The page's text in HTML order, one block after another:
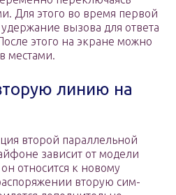
Для этого во время первой
вызова для ответа
этого на экране можно
местами.
линию на
второй параллельной
зависит от модели
относится к новому
вторую сим-